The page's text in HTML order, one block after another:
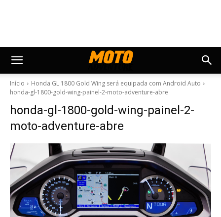
Início
Honda GL 1800 Gold Wing será equipada com Android Auto
honda-gl-1800-gold-wing-painel-2-moto-adventure-abre
honda-gl-1800-gold-wing-painel-2-
moto-adventure-abre